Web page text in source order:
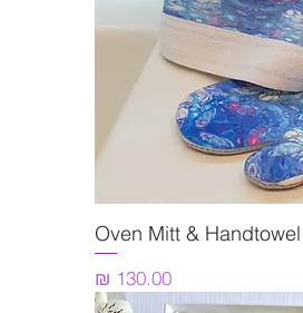
תצוגה מהירה
Oven Mitt & Handtowel
מחיר